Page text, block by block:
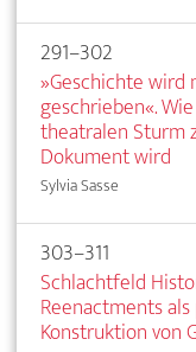
291–302
»Geschichte
geschrieben«.
theatralen Sturm
Dokument wird
Sylvia Sasse
303–311
Schlachtfeld
Reenactments
Konstruktion von